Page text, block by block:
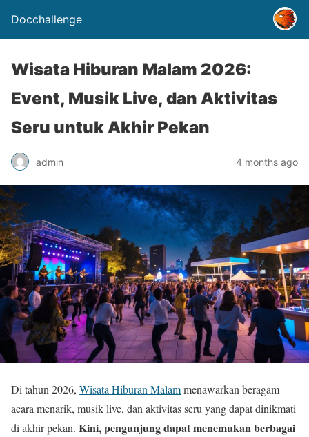
Docchallenge
Wisata Hiburan Malam 2026:
Event, Musik Live, dan Aktivitas
Seru untuk Akhir Pekan
admin 4 months ago
Di tahun 2026, Wisata Hiburan Malammenawarkan beragam
acara menarik, musik live, dan aktivitas seru yang dapat dinikmati
di akhir pekan. Kini, pengunjung dapat menemukan berbagai